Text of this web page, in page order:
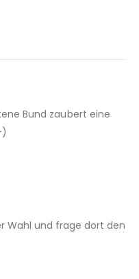
Bund zaubert eine
Wahl und frage dort den